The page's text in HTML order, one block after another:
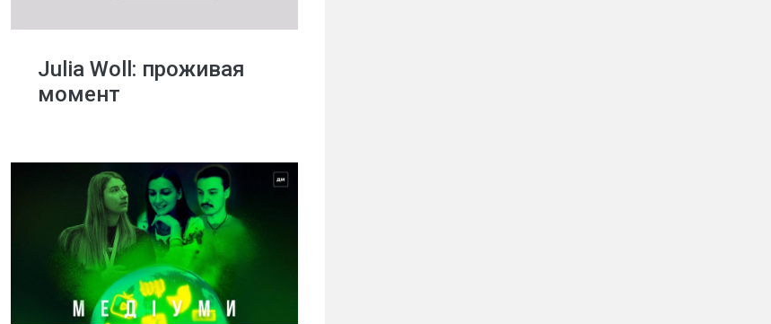
Julia Woll: проживая
момент